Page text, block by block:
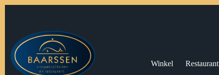
inhoud
Winkel Restaurant